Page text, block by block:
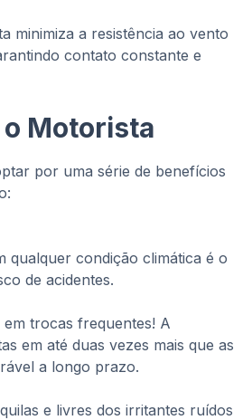
minimiza a resistência ao vento
contato constante e
Motorista
por uma série de benefícios
qualquer condição climática é o
de acidentes.
em trocas frequentes! A
em até duas vezes mais que as
a longo prazo.
e livres dos irritantes ruídos